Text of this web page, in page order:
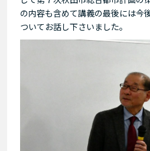
の内容も含めて講義の最後には今
ついてお話し下さいました。